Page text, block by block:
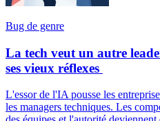
Bug de genre
La tech veut un autre
ses vieux réflexes
L'essor de l'IA pousse les
les managers techniques. Les